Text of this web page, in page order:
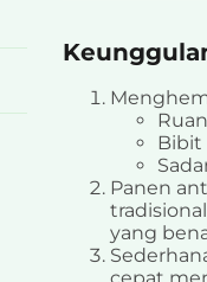
Bibit
Panen
yang
cepat